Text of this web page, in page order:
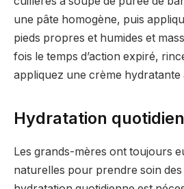
une pâte homogène, puis
pieds propres et humides et
fois le temps d’action expiré,
appliquez une crème hydratante
Hydratation
Les grands-mères ont toujours
naturelles pour prendre soin des